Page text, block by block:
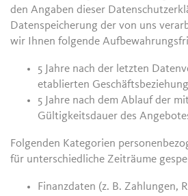
den Angaben dieser
Datenspeicherung der von uns
wir Ihnen folgende
5 Jahre nach der letzten
etablierten
5 Jahre nach dem Ablauf der
Gültigkeitsdauer des
Folgenden Kategorien
für unterschiedliche Zeiträume
Finanzdaten (z. B. Zahlungen,